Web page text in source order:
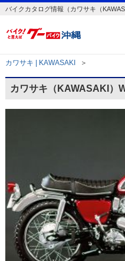
バイクカタログ情報（カワサキ（
カワサキ | KAWASAKI ＞
カワサキ（KAWASAKI）